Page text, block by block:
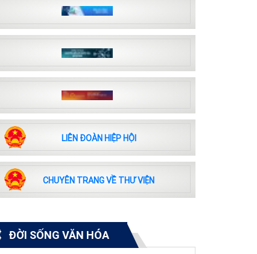
LIÊN ĐOÀN HIỆP HỘI
CHUYÊN TRANG VỀ THƯ VIỆN
ĐỜI SỐNG VĂN HÓA